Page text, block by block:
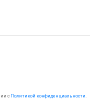
с Политикой конфиденциальности.